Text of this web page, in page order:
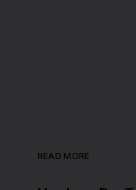
READ MORE